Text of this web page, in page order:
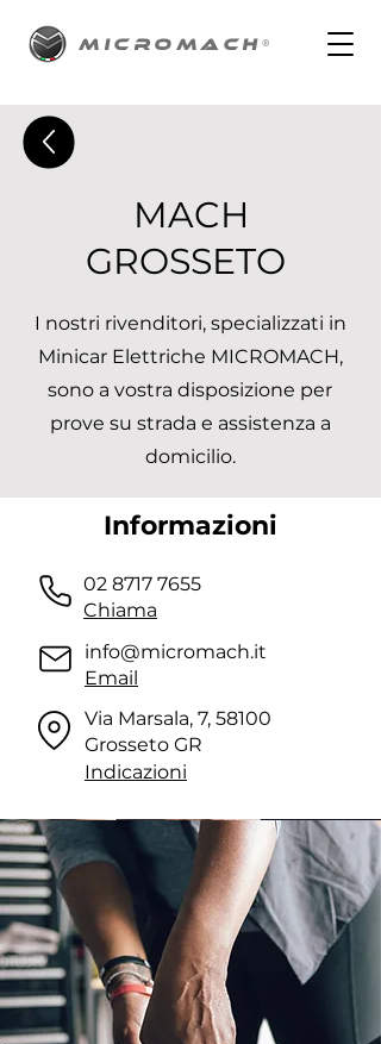
MICROMACH ®
MACH
GROSSETO
I nostri rivenditori, specializzati in
Minicar Elettriche MICROMACH,
sono a vostra disposizione per
prove su strada e assistenza a
domicilio.
Informazioni
02 8717 7655
Chiama
info@micromach.it
Email
Via Marsala, 7, 58100
Grosseto GR
Indicazioni